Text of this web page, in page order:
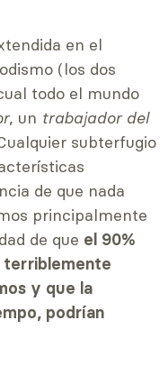
en el
(los dos
todo el mundo
, un trabajador del
subterfugio
de que nada
principalmente
de que el 90%
terriblemente
y que la
podrían